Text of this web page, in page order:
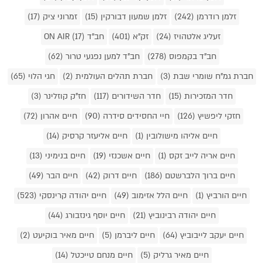
זלמן רודרמן (242)
זלמן שמעון דבורקין (15)
זמרוני ציק (17)
זעליג אלטהויז (24)
זק"א (401)
חב"ד ON AIR (17)
חב"ד בקמפוס (278)
חב"ד למען נפגעי טרור (62)
חברת גמ"ח שומרי שבת (3)
חברת תהלים העולמית (2)
חגי הלוי (65)
חדר המזכירות (15)
חדר השידורים (117)
חז"ק קוזלינר (3)
חזקי ליפשיץ (126)
חיי החסידים סידרה (90)
חיים אהרון (72)
חיים אליהו מישולובין (1)
חיים אליעזר קרסיק (14)
חיים אריה לייב זקס (1)
חיים אשכנזי (19)
חיים בנימיני (13)
חיים ברוך הלברשטם (186)
חיים דרוק (42)
חיים הבר (49)
חיים הורביץ (1)
חיים הלל אזימוב (49)
חיים יהודה קרינסקי (523)
חיים יהודה רבינוביץ (21)
חיים יוסף גינזבורג (44)
חיים יעקב לייבוביץ (64)
חיים ליברמן (5)
חיים מאיר בוקיעט (2)
חיים מאיר גרליק (5)
חיים מנחם טייכטל (14)